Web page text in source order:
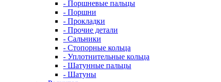
- Поршневые пальцы
- Поршни
- Прокладки
- Прочие детали
- Сальники
- Стопорные кольца
- Уплотнительные кольца
- Шатунные пальцы
- Шатуны